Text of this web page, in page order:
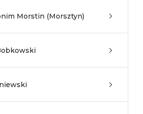
Morstin (Morsztyn)